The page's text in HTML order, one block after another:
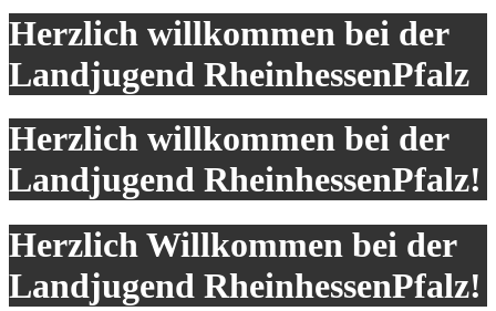
Herzlich willkommen bei der
Landjugend RheinhessenPfalz
Herzlich willkommen bei der
Landjugend RheinhessenPfalz!
Herzlich Willkommen bei der
Landjugend RheinhessenPfalz!